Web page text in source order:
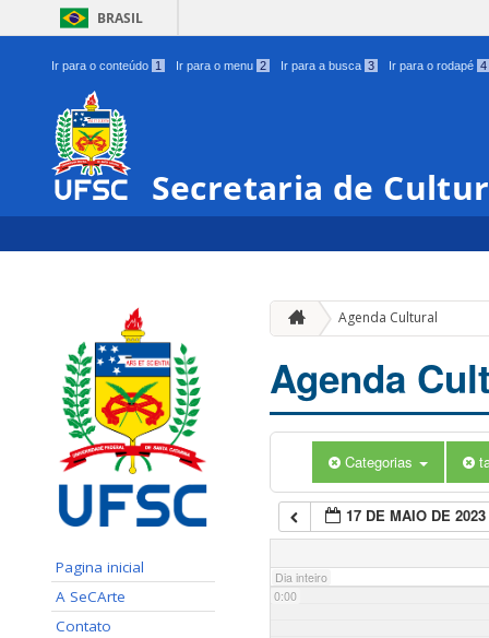
BRASIL
Ir para o conteúdo 1 Ir para o menu 2 Ir para a busca 3 Ir para o rodapé 4
Secretaria de
Pagina inicial
A SeCArte
Contato
Agenda Cultural
Agenda
Categorias
17 DE MAIO DE 2023
Dia inteiro
0:00